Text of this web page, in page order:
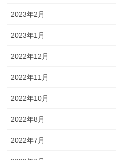
2023年2月
2023年1月
2022年12月
2022年11月
2022年10月
2022年8月
2022年7月